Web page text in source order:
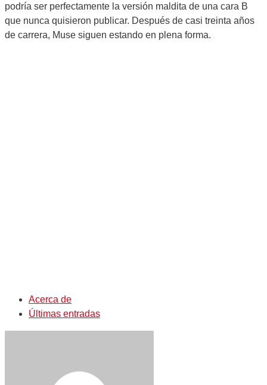
podría ser perfectamente la versión maldita de una cara B
que nunca quisieron publicar. Después de casi treinta años
de carrera, Muse siguen estando en plena forma.
Acerca de
Últimas entradas